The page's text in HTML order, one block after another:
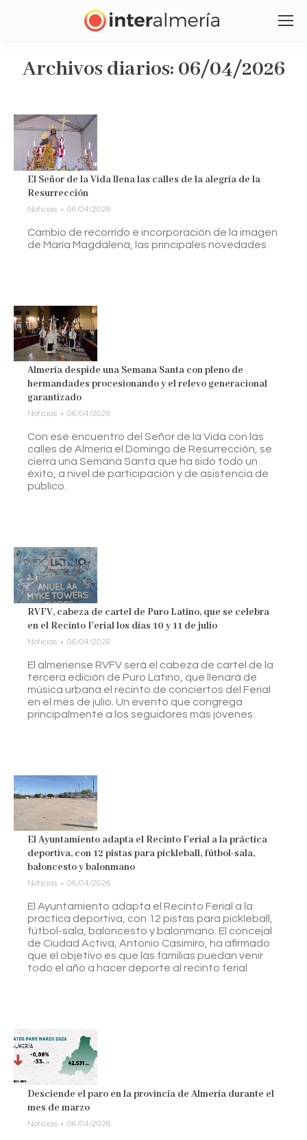
Archivos diarios: 06/04/2026
El Señor de la Vida llena las calles de la alegría de la
Resurrección
Noticias 06/04/2026
Cambio de recorrido e incorporación de la imagen
de María Magdalena, las principales novedades
Almería despide una Semana Santa con pleno de
hermandades procesionando y el relevo generacional
garantizado
Noticias 06/04/2026
Con ese encuentro del Señor de la Vida con las
calles de Almería el Domingo de Resurrección, se
cierra una Semana Santa que ha sido todo un
éxito, a nivel de participación y de asistencia de
público.
RVFV, cabeza de cartel de Puro Latino, que se celebra
en el Recinto Ferial los días 10 y 11 de julio
Noticias 06/04/2026
El almeriense RVFV será el cabeza de cartel de la
tercera edición de Puro Latino, que llenará de
música urbana el recinto de conciertos del Ferial
en el mes de julio. Un evento que congrega
principalmente a los seguidores más jóvenes.
El Ayuntamiento adapta el Recinto Ferial a la práctica
deportiva, con 12 pistas para pickleball, fútbol-sala,
baloncesto y balonmano
Noticias 06/04/2026
El Ayuntamiento adapta el Recinto Ferial a la
práctica deportiva, con 12 pistas para pickleball,
fútbol-sala, baloncesto y balonmano. El concejal
de Ciudad Activa, Antonio Casimiro, ha afirmado
que el objetivo es que las familias puedan venir
todo el año a hacer deporte al recinto ferial
Desciende el paro en la provincia de Almería durante el
mes de marzo
Noticias 06/04/2026